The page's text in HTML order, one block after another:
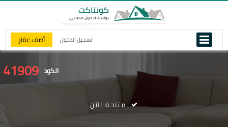
تسجيل الدخول أضف عقار
الكود 41909
متاحة الآن